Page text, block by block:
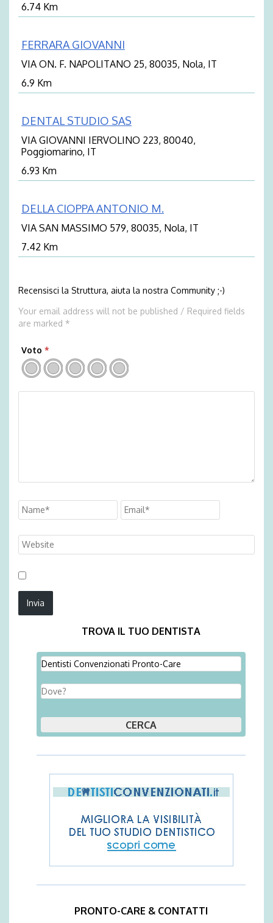
6.74 Km
FERRARA GIOVANNI
VIA ON. F. NAPOLITANO 25, 80035, Nola, IT
6.9 Km
DENTAL STUDIO SAS
VIA GIOVANNI IERVOLINO 223, 80040,
Poggiomarino, IT
6.93 Km
DELLA CIOPPA ANTONIO M.
VIA SAN MASSIMO 579, 80035, Nola, IT
7.42 Km
Recensisci la Struttura, aiuta la nostra Community ;-)
Your email address will not be published / Required fields
are marked *
Voto *
TROVA IL TUO DENTISTA
PRONTO-CARE & CONTATTI